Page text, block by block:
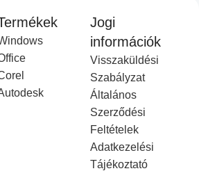
2021
CorelDraw Technical Suite
Akciós termék
49,990.00 Ft14,990.00
KOSÁRBA HELYEZÉS
Jogi
információk
Visszaküldési
Szabályzat
Általános
Szerződési
Feltételek
Adatkezelési
Tájékoztató